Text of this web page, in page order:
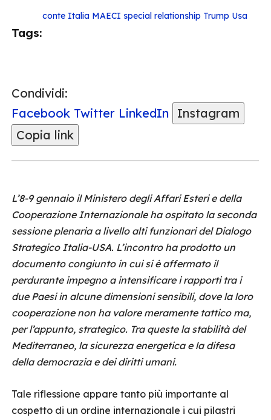
Tags:
conte Italia MAECI special relationship Trump Usa
Condividi:
Facebook Twitter LinkedIn
Instagram
Copia link
L’8-9 gennaio il Ministero degli Affari Esteri e della
Cooperazione Internazionale ha ospitato la seconda
sessione plenaria a livello alti funzionari del Dialogo
Strategico Italia-USA. L’incontro ha prodotto un
documento congiunto in cui si è affermato il
perdurante impegno a intensificare i rapporti tra i
due Paesi in alcune dimensioni sensibili, dove la loro
cooperazione non ha valore meramente tattico ma,
per l’appunto, strategico. Tra queste la stabilità del
Mediterraneo, la sicurezza energetica e la difesa
della democrazia e dei diritti umani.
Tale riflessione appare tanto più importante al
cospetto di un ordine internazionale i cui pilastri